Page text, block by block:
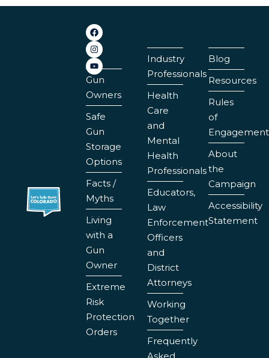
Gun
Owners
Safe
Gun
Storage
Options
Facts /
Myths
Living
with a
Gun
Owner
Extreme
Risk
Protection
Orders
Industry
Professionals
Health
Care
and
Mental
Health
Professionals
Educators,
Law
Enforcement
Officers
and
District
Attorneys
Working
Together
Frequently
Blog
Resources
Rules
of
Engagement
About
the
Campaign
Accessibility
Statement